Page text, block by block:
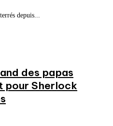
depuis...
des papas
pour Sherlock